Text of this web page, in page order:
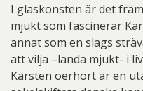
I glaskonsten är det
mjukt som fascinerar
annat som en slags
att vilja –landa mjukt- i
Karsten oerhört är en